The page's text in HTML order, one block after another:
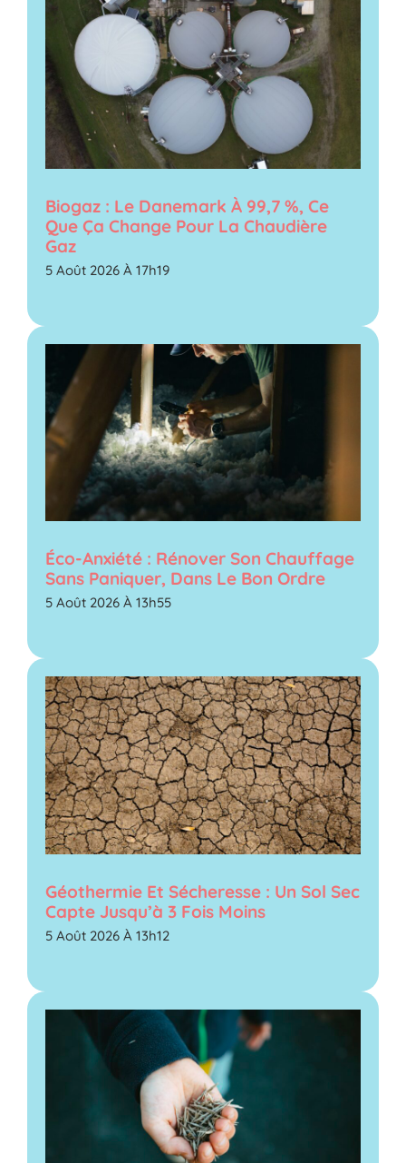
Biogaz : Le Danemark À 99,7 %, Ce
Que Ça Change Pour La Chaudière
Gaz
5 Août 2026 À 17h19
Éco-Anxiété : Rénover Son Chauffage
Sans Paniquer, Dans Le Bon Ordre
5 Août 2026 À 13h55
Géothermie Et Sécheresse : Un Sol Sec
Capte Jusqu’à 3 Fois Moins
5 Août 2026 À 13h12